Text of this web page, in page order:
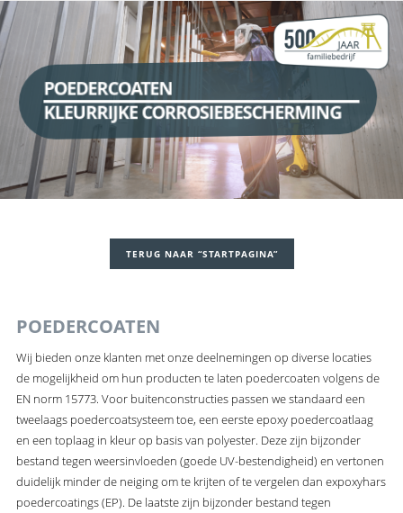
POEDERCOATEN
KLEURRIJKE CORROSIEBESCHERMING
TERUG NAAR “STARTPAGINA”
POEDERCOATEN
Wij bieden onze klanten met onze deelnemingen op diverse locaties
de mogelijkheid om hun producten te laten poedercoaten volgens de
EN norm 15773. Voor buitenconstructies passen we standaard een
tweelaags poedercoatsysteem toe, een eerste epoxy poedercoatlaag
en een toplaag in kleur op basis van polyester. Deze zijn bijzonder
bestand tegen weersinvloeden (goede UV-bestendigheid) en vertonen
duidelijk minder de neiging om te krijten of te vergelen dan expoxyhars
poedercoatings (EP). De laatste zijn bijzonder bestand tegen